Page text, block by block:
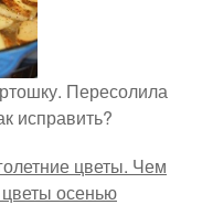
Пересолила
исправить?